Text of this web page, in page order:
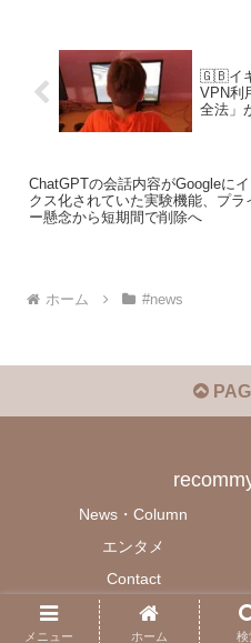
🇬🇧イギ
VPN利
全法」
ChatGPTの会話内容がGoogleに
クス化されていた実験機能、プラ
ー懸念から短期間で削除へ
ホーム #news
News・Column
エンタメ
Contact
© 2022
メニュー ホーム 検